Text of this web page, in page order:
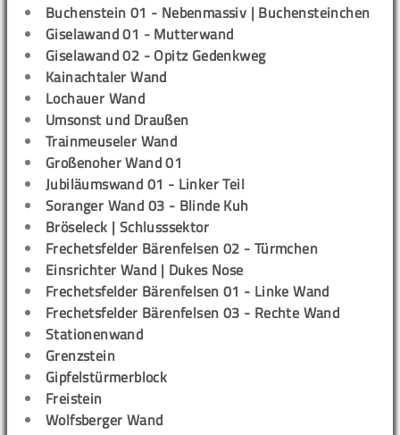
Buchenstein 01 - Nebenmassiv | Buchensteinchen
Giselawand 01 - Mutterwand
Giselawand 02 - Opitz Gedenkweg
Kainachtaler Wand
Lochauer Wand
Umsonst und Draußen
Trainmeuseler Wand
Großenoher Wand 01
Jubiläumswand 01 - Linker Teil
Soranger Wand 03 - Blinde Kuh
Bröseleck | Schlusssektor
Frechetsfelder Bärenfelsen 02 - Türmchen
Einsrichter Wand | Dukes Nose
Frechetsfelder Bärenfelsen 01 - Linke Wand
Frechetsfelder Bärenfelsen 03 - Rechte Wand
Stationenwand
Grenzstein
Gipfelstürmerblock
Freistein
Wolfsberger Wand